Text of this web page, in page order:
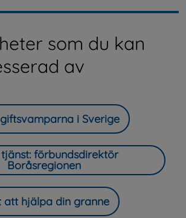
som du kan
av
i Sverige
förbundsdirektör
Boråsregionen
att hjälpa din granne